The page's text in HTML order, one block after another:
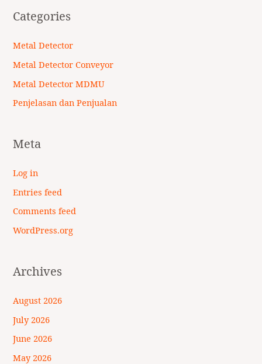
Categories
Metal Detector
Metal Detector Conveyor
Metal Detector MDMU
Penjelasan dan Penjualan
Meta
Log in
Entries feed
Comments feed
WordPress.org
Archives
August 2026
July 2026
June 2026
May 2026